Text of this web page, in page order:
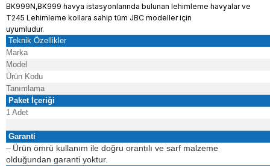
BK999N,BK999 havya istasyonlarında bulunan lehimleme havyalar ve
T245 Lehimleme kollara sahip tüm JBC modeller için
uyumludur.
Teknik Özellikler
Marka
Model
Ürün Kodu
Tanımlama
Paket İçeriği
1 Adet
Garanti
– Ürün ömrü kullanım ile doğru orantılı ve sarf malzeme
olduğundan garanti yoktur.